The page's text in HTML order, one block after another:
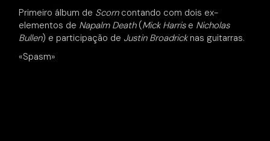
Primeiro álbum de Scorncontando com dois ex-
elementos de Napalm Death(Mick Harrise Nicholas
Bullen) e participação de Justin Broadricknas guitarras.
«Spasm»